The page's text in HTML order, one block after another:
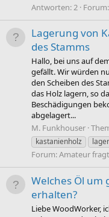
Antworten: 2 Forum:
Lagerung von
des Stamms
Hallo, bei uns auf
gefällt. Wir würden
den Scheiben des
das Holz lagern, so
Beschädigungen
abgelagert...
M. Funkhouser
kastanienholz
Forum:Amateur fragt
Welches Öl um
erhalten?
Liebe WoodWorker,